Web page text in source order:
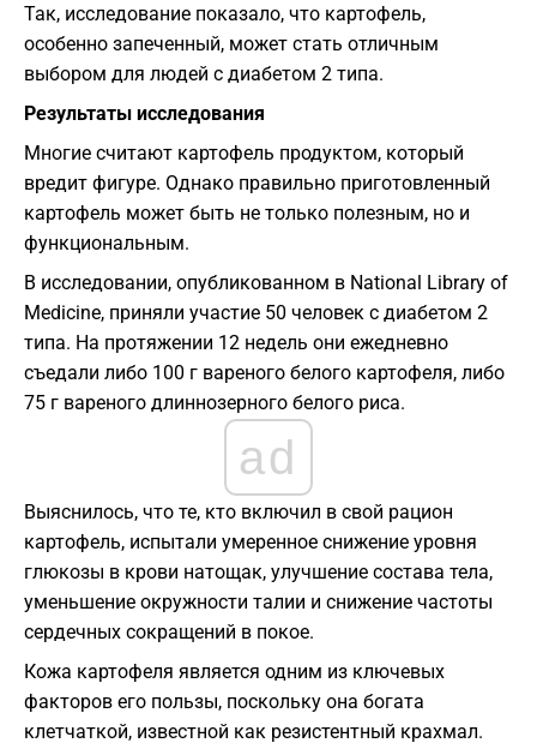
Так, исследование показало, что картофель,
особенно запеченный, может стать отличным
выбором для людей с диабетом 2 типа.
Результаты исследования
Многие считают картофель продуктом, который
вредит фигуре. Однако правильно приготовленный
картофель может быть не только полезным, но и
функциональным.
В исследовании, опубликованном в National Library of
Medicine, приняли участие 50 человек с диабетом 2
типа. На протяжении 12 недель они ежедневно
съедали либо 100 г вареного белого картофеля, либо
75 г вареного длиннозерного белого риса.
ad
Выяснилось, что те, кто включил в свой рацион
картофель, испытали умеренное снижение уровня
глюкозы в крови натощак, улучшение состава тела,
уменьшение окружности талии и снижение частоты
сердечных сокращений в покое.
Кожа картофеля является одним из ключевых
факторов его пользы, поскольку она богата
клетчаткой, известной как резистентный крахмал.